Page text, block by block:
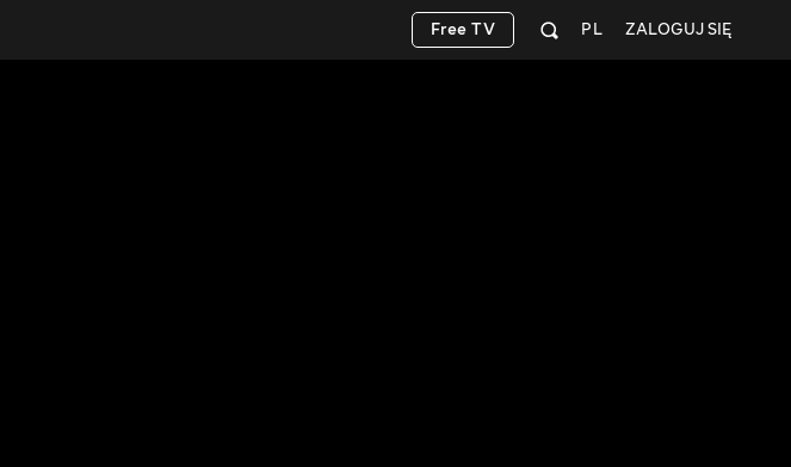
ZALOGUJ SIĘ
PL
Free TV